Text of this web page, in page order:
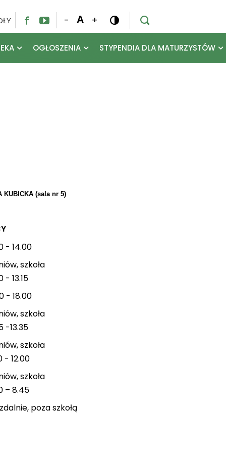
  - A +  
OGŁOSZENIA STYPENDIA DLA MATURZYSTÓW
KUBICKA (sala nr 5)
- 14.00
szkoła
- 13.15
- 18.00
szkoła
-13.35
szkoła
- 12.00
szkoła
– 8.45
poza szkołą